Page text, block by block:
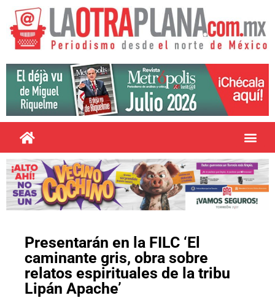
Presentarán en la FILC ‘El
caminante gris, obra sobre
relatos espirituales de la tribu
Lipán Apache’